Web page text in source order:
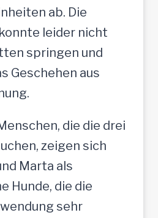
ab. Die
leider nicht
springen und
Geschehen aus
die die drei
zeigen sich
Marta als
Hunde, die die
sehr